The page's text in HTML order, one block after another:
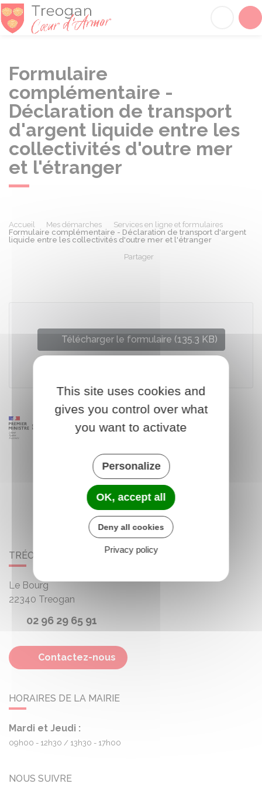
Formulaire
complémentaire -
Déclaration de transport
d'argent liquide entre les
collectivités d'outre mer
et l'étranger
Accueil Mes démarches
Services en ligne et formulaires
Formulaire complémentaire - Déclaration de transport d'argent
liquide entre les collectivités d'outre mer et l'étranger
Partager
Télécharger le formulaire (135.3 KB)
TRÉOGAN
Le Bourg
22340 Treogan
02 96 29 65 91
Contactez-nous
HORAIRES DE LA MAIRIE
Mardi et Jeudi :
09h00 - 12h30 13h30 - 17h00
NOUS SUIVRE
This site uses cookies and
gives you control over what
you want to activate
Personalize
OK, accept all
Deny all cookies
Privacy policy